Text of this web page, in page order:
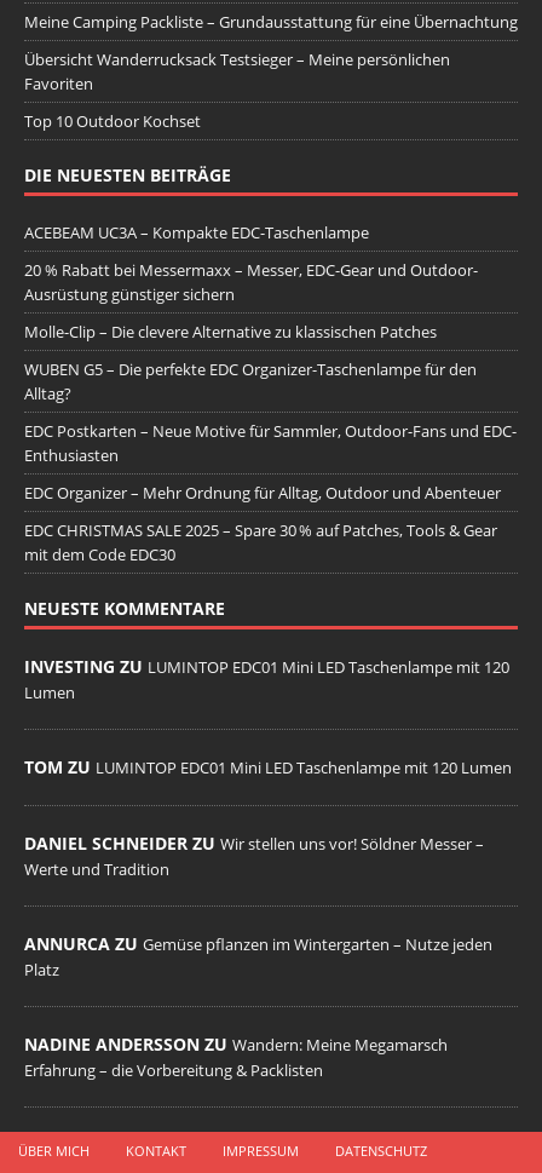
Meine Camping Packliste – Grundausstattung für eine Übernachtung
Übersicht Wanderrucksack Testsieger – Meine persönlichen
Favoriten
Top 10 Outdoor Kochset
DIE NEUESTEN BEITRÄGE
ACEBEAM UC3A – Kompakte EDC-Taschenlampe
20 % Rabatt bei Messermaxx – Messer, EDC-Gear und Outdoor-
Ausrüstung günstiger sichern
Molle-Clip – Die clevere Alternative zu klassischen Patches
WUBEN G5 – Die perfekte EDC Organizer-Taschenlampe für den
Alltag?
EDC Postkarten – Neue Motive für Sammler, Outdoor-Fans und EDC-
Enthusiasten
EDC Organizer – Mehr Ordnung für Alltag, Outdoor und Abenteuer
EDC CHRISTMAS SALE 2025 – Spare 30 % auf Patches, Tools & Gear
mit dem Code EDC30
NEUESTE KOMMENTARE
INVESTING ZU LUMINTOP EDC01 Mini LED Taschenlampe mit 120
Lumen
TOM ZU LUMINTOP EDC01 Mini LED Taschenlampe mit 120 Lumen
DANIEL SCHNEIDER ZU Wir stellen uns vor! Söldner Messer –
Werte und Tradition
ANNURCA ZU Gemüse pflanzen im Wintergarten – Nutze jeden
Platz
NADINE ANDERSSON ZU Wandern: Meine Megamarsch
Erfahrung – die Vorbereitung & Packlisten
ÜBER MICH KONTAKT IMPRESSUM DATENSCHUTZ